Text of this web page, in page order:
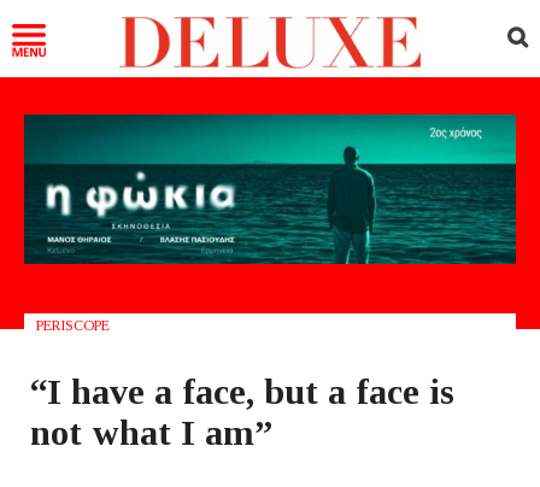
PERISCOPE
“Ι have a face, but a face is
not what I am”